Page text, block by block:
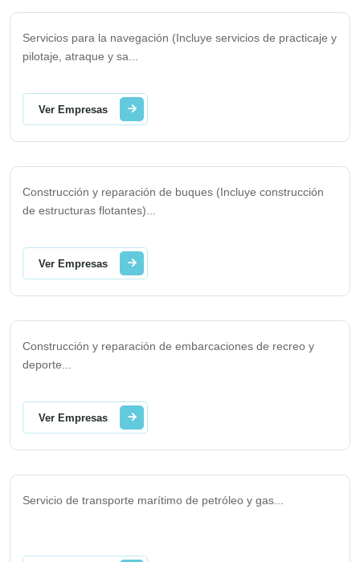
Servicios para la navegación (Incluye servicios de practicaje y
pilotaje, atraque y sa
Ver Empresas
Construcción y reparación de buques (Incluye construcción
de estructuras flotantes)
Ver Empresas
Construcción y reparación de embarcaciones de recreo y
deporte
Ver Empresas
Servicio de transporte marítimo de petróleo y gas